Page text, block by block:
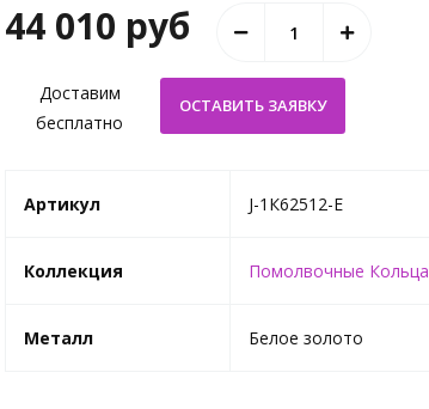
44 010 руб
Доставим
бесплатно
Артикул J-1К62512-E
Коллекция Помолвочные Кольца
Металл Белое золото